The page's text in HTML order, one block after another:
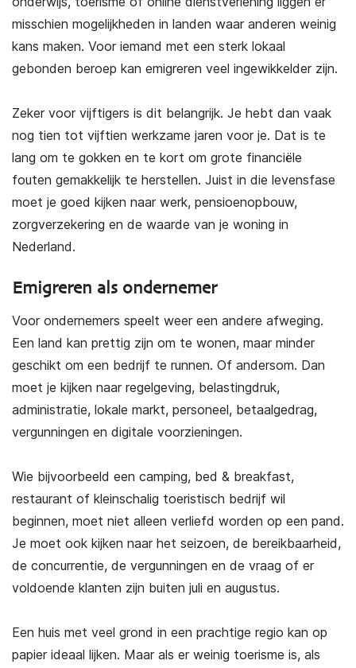
misschien mogelijkheden in landen waar anderen weinig
kans maken. Voor iemand met een sterk lokaal
gebonden beroep kan emigreren veel ingewikkelder zijn.
Zeker voor vijftigers is dit belangrijk. Je hebt dan vaak
nog tien tot vijftien werkzame jaren voor je. Dat is te
lang om te gokken en te kort om grote financiële
fouten gemakkelijk te herstellen. Juist in die levensfase
moet je goed kijken naar werk, pensioenopbouw,
zorgverzekering en de waarde van je woning in
Nederland.
Emigreren als ondernemer
Voor ondernemers speelt weer een andere afweging.
Een land kan prettig zijn om te wonen, maar minder
geschikt om een bedrijf te runnen. Of andersom. Dan
moet je kijken naar regelgeving, belastingdruk,
administratie, lokale markt, personeel, betaalgedrag,
vergunningen en digitale voorzieningen.
Wie bijvoorbeeld een camping, bed & breakfast,
restaurant of kleinschalig toeristisch bedrijf wil
beginnen, moet niet alleen verliefd worden op een pand.
Je moet ook kijken naar het seizoen, de bereikbaarheid,
de concurrentie, de vergunningen en de vraag of er
voldoende klanten zijn buiten juli en augustus.
Een huis met veel grond in een prachtige regio kan op
papier ideaal lijken. Maar als er weinig toerisme is, als